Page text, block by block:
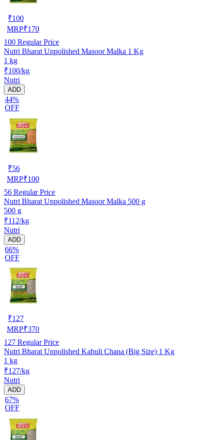
₹100
MRP₹170
100 Regular Price
Nutri Bharat Unpolished Masoor Malka 1 Kg
1 kg
₹100/kg
Nutri
ADD
44%
OFF
₹56
MRP₹100
56 Regular Price
Nutri Bharat Unpolished Masoor Malka 500 g
500 g
₹112/kg
Nutri
ADD
66%
OFF
₹127
MRP₹370
127 Regular Price
Nutri Bharat Unpolished Kabuli Chana (Big Size) 1 Kg
1 kg
₹127/kg
Nutri
ADD
67%
OFF